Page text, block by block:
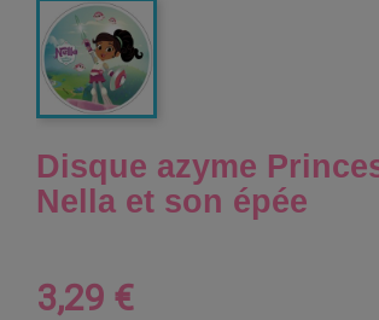
Disque azyme
Nella et son épée
3,29 €